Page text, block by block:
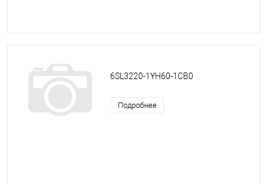
6SL3220-1YH60-1CB0
Подробнее